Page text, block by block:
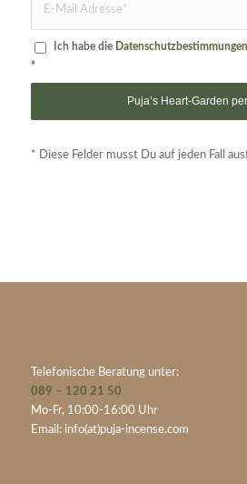
Ich habe die Datenschutzbestimmungen
*
* Diese Felder musst Du auf jeden Fall
Telefonische Beratung unter:
089 – 120 21 50
Mo-Fr, 10:00-16:00 Uhr
Email: info(at)puja-incense.com